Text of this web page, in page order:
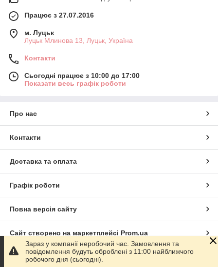
Працює з 27.07.2016
м. Луцьк
Луцьк Млинова 13, Луцьк, Україна
Контакти
Сьогодні працює з 10:00 до 17:00
Показати весь графік роботи
Про нас
Контакти
Доставка та оплата
Графік роботи
Повна версія сайту
Сайт створено на маркетплейсі Prom.ua
Політика конфіденційності
Зараз у компанії неробочий час. Замовлення та
повідомлення будуть оброблені з 11:00 найближчого
робочого дня (сьогодні).